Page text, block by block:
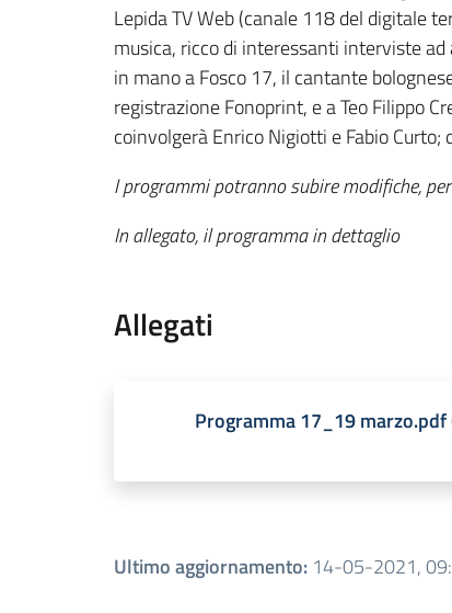
Lepida TV Web (canale 118 del digitale
musica, ricco di interessanti interviste
in mano a Fosco 17, il cantante
registrazione Fonoprint, e a Teo Filippo
coinvolgerà Enrico Nigiotti e Fabio
I programmi potranno subire modifiche,
In allegato, il programma in dettaglio
Allegati
Programma 17_19 marzo.pdf
Ultimo aggiornamento: 14-05-2021,